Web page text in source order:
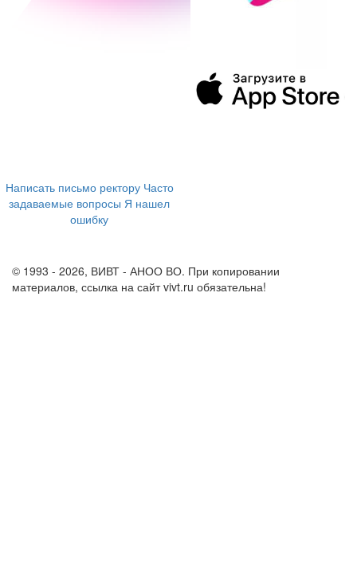
Написать письмо ректору Часто
задаваемые вопросы Я нашел
ошибку
© 1993 - 2026, ВИВТ - АНОО ВО. При копировании
материалов, ссылка на сайт vivt.ru обязательна!